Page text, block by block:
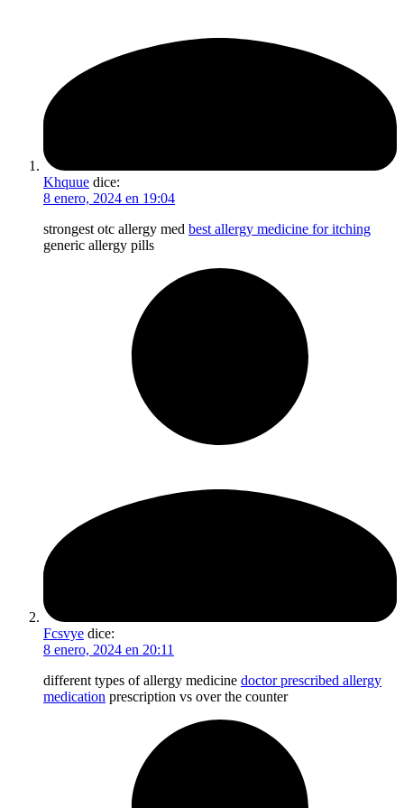
Khquue dice:
8 enero, 2024 en 19:04
strongest otc allergy med best allergy medicine for itching
generic allergy pills
Fcsvye dice:
8 enero, 2024 en 20:11
different types of allergy medicine doctor prescribed allergy
medication prescription vs over the counter